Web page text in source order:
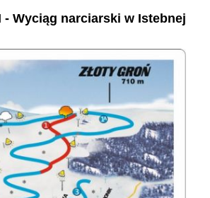
- Wyciąg narciarski w Istebnej